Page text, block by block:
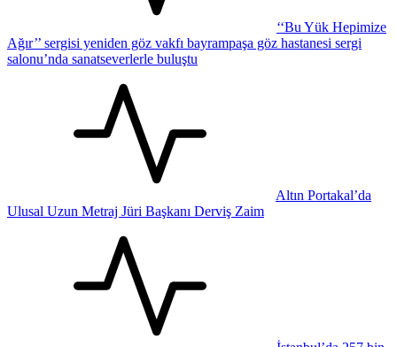
‘‘Bu Yük Hepimize
Ağır’’ sergisi yeniden göz vakfı bayrampaşa göz hastanesi sergi
salonu’nda sanatseverlerle buluştu
Altın Portakal’da
Ulusal Uzun Metraj Jüri Başkanı Derviş Zaim